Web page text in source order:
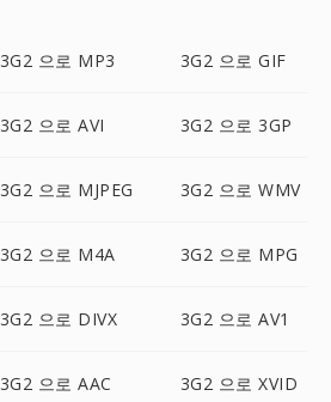
3G2 으로 MP3 3G2 으로 GIF
3G2 으로 AVI 3G2 으로 3GP
3G2 으로 MJPEG 3G2 으로 WMV
3G2 으로 M4A 3G2 으로 MPG
3G2 으로 DIVX 3G2 으로 AV1
3G2 으로 AAC 3G2 으로 XVID